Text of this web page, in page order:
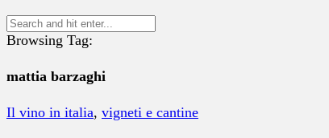
Browsing Tag:
mattia barzaghi
Il vino in italia, vigneti e cantine